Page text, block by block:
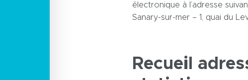
électronique à l’adresse
Sanary-sur-mer – 1, quai du
Recueil